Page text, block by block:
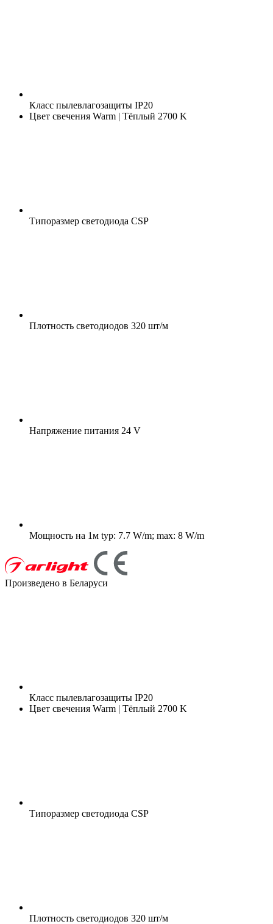
Класс пылевлагозащиты IP20
Цвет свечения Warm | Тёплый 2700 K
Типоразмер светодиода CSP
Плотность светодиодов 320 шт/м
Напряжение питания 24 V
Мощность на 1м typ: 7.7 W/m; max: 8 W/m
Произведено в Беларуси
Класс пылевлагозащиты IP20
Цвет свечения Warm | Тёплый 2700 K
Типоразмер светодиода CSP
Плотность светодиодов 320 шт/м